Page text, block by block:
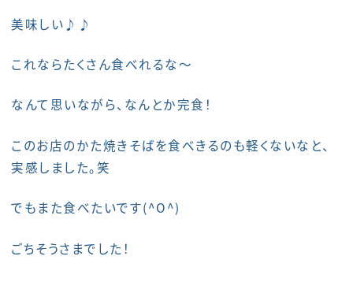
美味しい♪♪
これならたくさん食べれるな～
なんて思いながら、なんとか完食！
このお店のかた焼きそばを食べきるのも軽くないなと、
実感しました。笑
でもまた食べたいです(^O^)
ごちそうさまでした！